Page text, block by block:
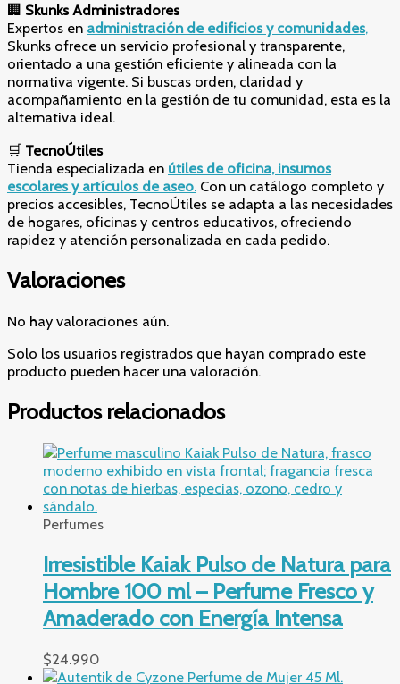
🏢 Skunks Administradores
Expertos en administración de edificios y comunidades,
Skunks ofrece un servicio profesional y transparente,
orientado a una gestión eficiente y alineada con la
normativa vigente. Si buscas orden, claridad y
acompañamiento en la gestión de tu comunidad, esta es la
alternativa ideal.
🛒 TecnoÚtiles
Tienda especializada en útiles de oficina, insumos
escolares y artículos de aseo. Con un catálogo completo y
precios accesibles, TecnoÚtiles se adapta a las necesidades
de hogares, oficinas y centros educativos, ofreciendo
rapidez y atención personalizada en cada pedido.
Valoraciones
No hay valoraciones aún.
Solo los usuarios registrados que hayan comprado este
producto pueden hacer una valoración.
Productos relacionados
Perfumes
Irresistible Kaiak Pulso de Natura para
Hombre 100 ml – Perfume Fresco y
Amaderado con Energía Intensa
$24.990